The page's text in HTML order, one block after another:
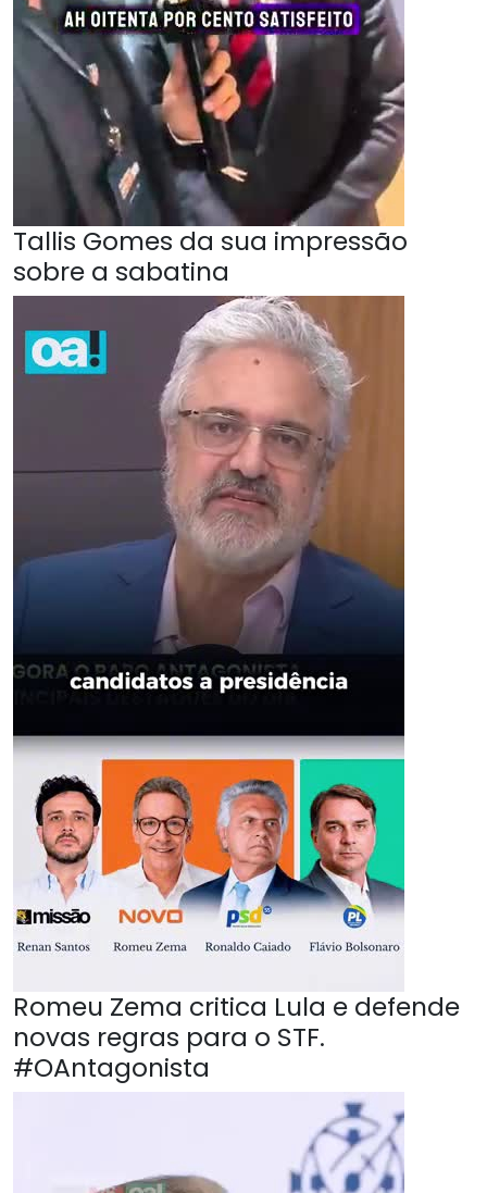
Tallis Gomes da sua impressão
sobre a sabatina
Romeu Zema critica Lula e defende
novas regras para o STF.
#OAntagonista